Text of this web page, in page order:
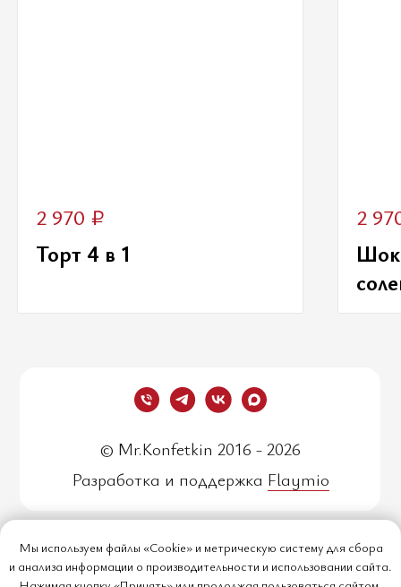
2 970 ₽
Торт 4 в 1
2
Мы используем файлы «Cookie» и метрическую систему для сбора
и анализа информации о производительности и использовании сайта.
© Mr.Konfetkin 2016 - 2026
Разработка и поддержка Flaymio
Политика обработки
персональных данных